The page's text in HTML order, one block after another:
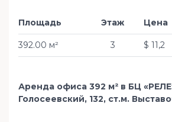
Площадь
392.00 м²
Этаж
3
Цена
$ 11,2
Аренда офиса 392 м² в БЦ
Голосеевский, 132, ст.м.